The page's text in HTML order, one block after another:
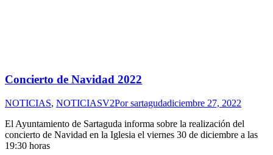
Concierto de Navidad 2022
NOTICIAS, NOTICIASV2Porsartagudadiciembre 27, 2022
El Ayuntamiento de Sartaguda informa sobre la realización del
concierto de Navidad en la Iglesia el viernes 30 de diciembre a las
19:30 horas